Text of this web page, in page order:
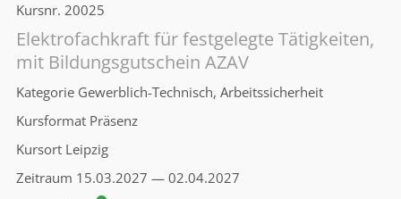
Kursnr. 20025
Elektrofachkraft für festgelegte Tätigkeiten,
mit Bildungsgutschein AZAV
Kategorie Gewerblich-Technisch, Arbeitssicherheit
Kursformat Präsenz
Kursort Leipzig
Zeitraum 15.03.2027 — 02.04.2027